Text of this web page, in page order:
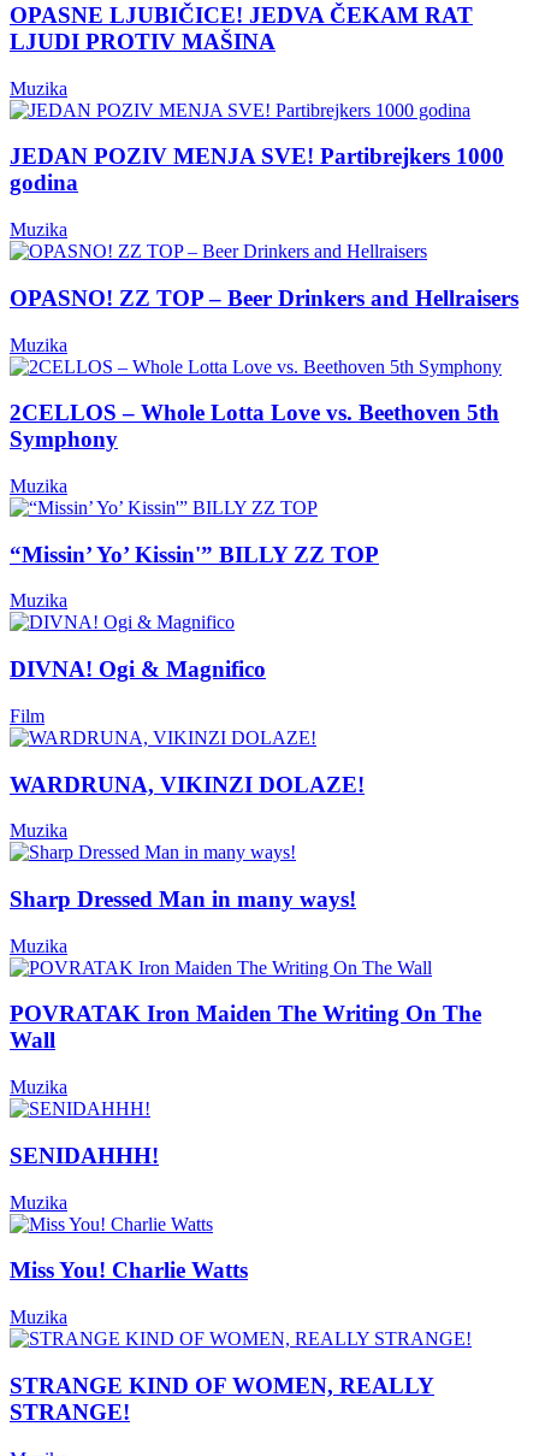
OPASNE LJUBIČICE! JEDVA ČEKAM RAT
LJUDI PROTIV MAŠINA
Muzika
JEDAN POZIV MENJA SVE! Partibrejkers 1000
godina
Muzika
OPASNO! ZZ TOP – Beer Drinkers and Hellraisers
Muzika
2CELLOS – Whole Lotta Love vs. Beethoven 5th
Symphony
Muzika
“Missin’ Yo’ Kissin'” BILLY ZZ TOP
Muzika
DIVNA! Ogi & Magnifico
Film
WARDRUNA, VIKINZI DOLAZE!
Muzika
Sharp Dressed Man in many ways!
Muzika
POVRATAK Iron Maiden The Writing On The
Wall
Muzika
SENIDAHHH!
Muzika
Miss You! Charlie Watts
Muzika
STRANGE KIND OF WOMEN, REALLY
STRANGE!